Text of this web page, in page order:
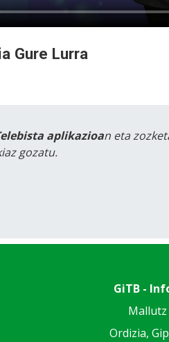
Gure Lurra
aplikazioan eta
gozatu.
GiTB -
Mallutz
Ordizia,